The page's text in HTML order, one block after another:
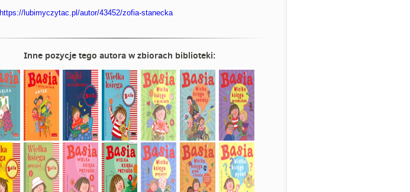
https://lubimyczytac.pl/autor/43452/zofia-stanecka
Inne pozycje tego autora w zbiorach biblioteki: